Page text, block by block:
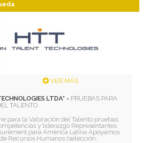
VER MÁS
LTDA* - PRUEBAS PARA
TALENTO
para la Valoración del Talento pruebas
y liderazgo Representantes
para América Latina Apoyamos
Recursos Humanos (selección,